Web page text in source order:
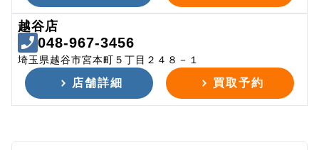
越谷店
048-967-3456
埼玉県越谷市宮本町５丁目２４８－１
店舗詳細 買取予約